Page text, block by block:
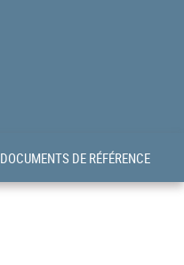
DOCUMENTS DE RÉFÉRENCE